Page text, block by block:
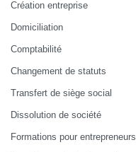
Création entreprise
Domiciliation
Comptabilité
Changement de statuts
Transfert de siège social
Dissolution de société
Formations pour entrepreneurs